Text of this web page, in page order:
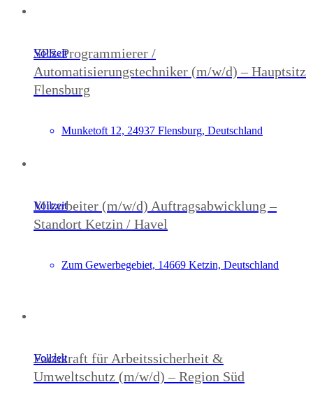
SPS-Programmierer /
Automatisierungstechniker (m/w/d) – Hauptsitz
Flensburg
Munketoft 12, 24937 Flensburg, Deutschland
Vollzeit
Mitarbeiter (m/w/d) Auftragsabwicklung –
Standort Ketzin / Havel
Zum Gewerbegebiet, 14669 Ketzin, Deutschland
Vollzeit
Fachkraft für Arbeitssicherheit &
Umweltschutz (m/w/d) – Region Süd
Vollzeit